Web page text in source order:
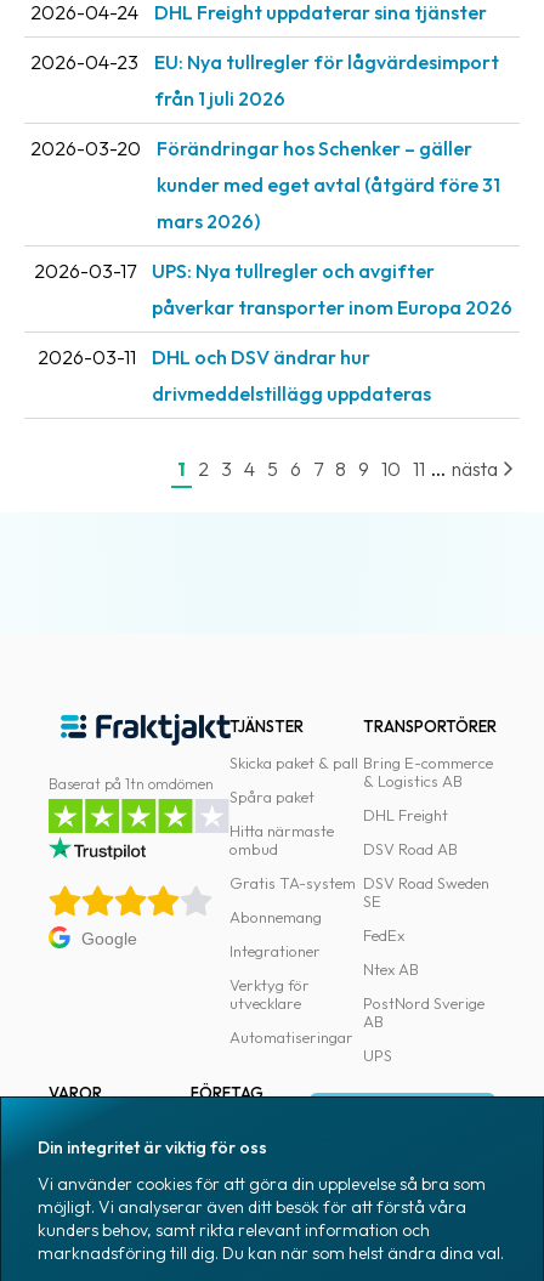
2026-04-24 DHL Freight uppdaterar sina tjänster
2026-04-23
EU: Nya tullregler för låg­värdesimport
från 1 juli 2026
2026-03-20
Förändringar hos Schenker – gäller
kunder med eget avtal (åtgärd före 31
mars 2026)
2026-03-17
UPS: Nya tullregler och avgifter
påverkar transporter inom Europa 2026
2026-03-11
DHL och DSV ändrar hur
drivmeddelstillägg uppdateras
1 2 3 4 5 6 7 8 9 10 11 ... nästa
Baserat på 1tn omdömen
Google
TJÄNSTER
Skicka paket & pall
Spåra paket
Hitta närmaste
ombud
Gratis TA-system
Abonnemang
Integrationer
Verktyg för
utvecklare
Automatiseringar
TRANSPORTÖRER
Bring E-commerce
& Logistics AB
DHL Freight
DSV Road AB
DSV Road Sweden
SE
FedEx
Ntex AB
PostNord Sverige
AB
UPS
VAROR
Märkning
Emballage
Emballagetillbehör
Kontorsvaror
FÖRETAG
Pressrum
Medarbetare
Jobb & karriär
Nyhetsarkiv
Skapa konto
Din integritet är viktig för oss
Vi använder cookies för att göra din upplevelse så bra som
möjligt. Vi analyserar även ditt besök för att förstå våra
kunders behov, samt rikta relevant information och
marknadsföring till dig. Du kan när som helst ändra dina val.